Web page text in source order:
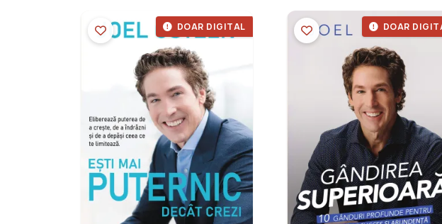
DOAR DIGITAL DOAR